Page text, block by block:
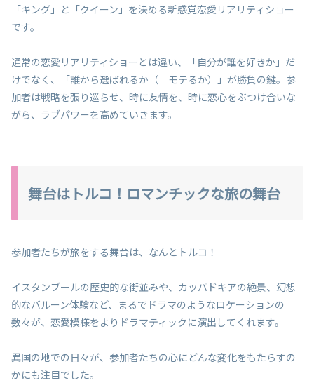
「キング」と「クイーン」を決める新感覚恋愛リアリティショー
です。
通常の恋愛リアリティショーとは違い、「自分が誰を好きか」だ
けでなく、「誰から選ばれるか（＝モテるか）」が勝負の鍵。参
加者は戦略を張り巡らせ、時に友情を、時に恋心をぶつけ合いな
がら、ラブパワーを高めていきます。
舞台はトルコ！ロマンチックな旅の舞台
参加者たちが旅をする舞台は、なんとトルコ！
イスタンブールの歴史的な街並みや、カッパドキアの絶景、幻想
的なバルーン体験など、まるでドラマのようなロケーションの
数々が、恋愛模様をよりドラマティックに演出してくれます。
異国の地での日々が、参加者たちの心にどんな変化をもたらすの
かにも注目でした。